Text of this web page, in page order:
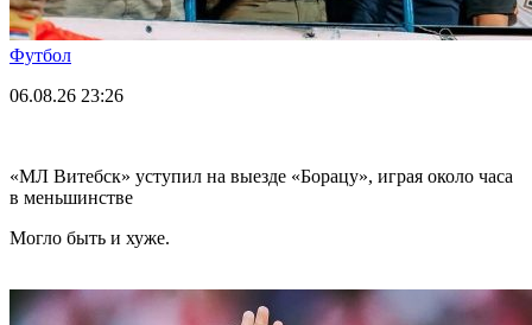
Футбол
06.08.26 23:26
«МЛ Витебск» уступил на выезде «Борацу», играя около часа
в меньшинстве
Могло быть и хуже.